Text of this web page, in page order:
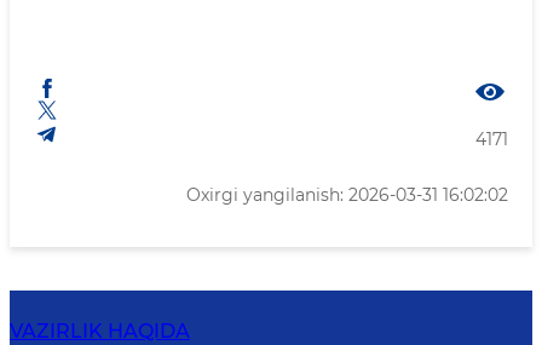
4171
Oxirgi yangilanish: 2026-03-31 16:02:02
VAZIRLIK HAQIDA